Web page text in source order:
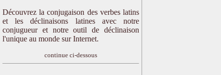
Découvrez la conjugaison des verbes latins
et les déclinaisons latines avec notre
conjugueur et notre outil de déclinaison
l'unique au monde sur Internet.
continue ci-dessous